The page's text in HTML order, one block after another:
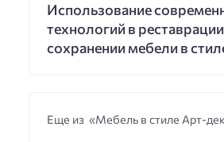
Использование
технологий в
сохранении мебели в
Еще из «Мебель в стиле Арт-